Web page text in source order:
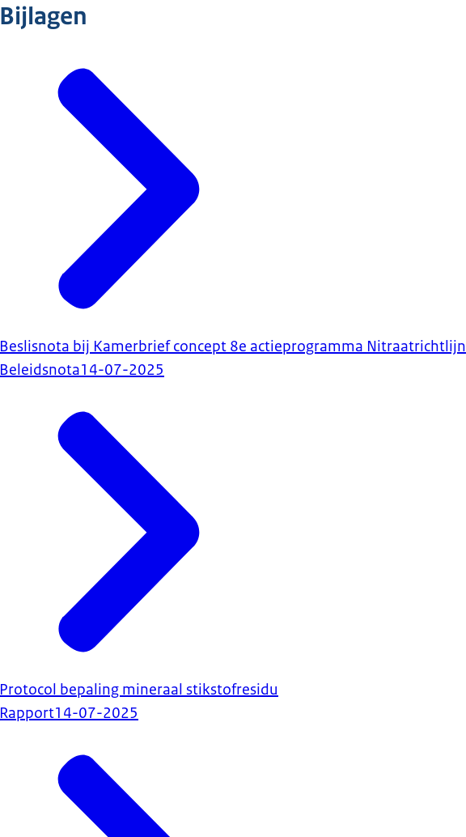
Bijlagen
Beslisnota bij Kamerbrief concept 8e actieprogramma Nitraatrichtlijn
Beleidsnota14-07-2025
Protocol bepaling mineraal stikstofresidu
Rapport14-07-2025